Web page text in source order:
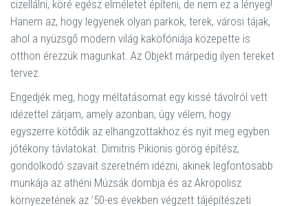
cizellálni, köré egész elméletet építeni, de nem ez a lényeg!
Hanem az, hogy legyenek olyan parkok, terek, városi tájak,
ahol a nyüzsgő modern világ kakofóniája közepette is
otthon érezzük magunkat. Az Objekt márpedig ilyen tereket
tervez.
Engedjék meg, hogy méltatásomat egy kissé távolról vett
idézettel zárjam, amely azonban, úgy vélem, hogy
egyszerre kötődik az elhangzottakhoz és nyit meg egyben
jótékony távlatokat. Dimitris Pikionis görög építész,
gondolkodó szavait szeretném idézni, akinek legfontosabb
munkája az athéni Múzsák dombja és az Akropolisz
környezetének az ’50-es években végzett tájépítészeti